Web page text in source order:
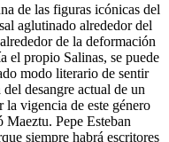
de las figuras icónicas del
aglutinado alrededor del
de la deformación
el propio Salinas, se puede
modo literario de sentir
desangre actual de un
la vigencia de este género
Maeztu. Pepe Esteban
siempre habrá escritores